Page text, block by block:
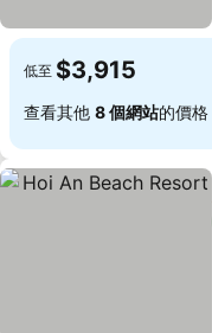
低至 $3,915
查看其他 8 個網站的價格